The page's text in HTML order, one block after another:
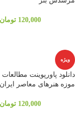
120,000 تومان
ویژه
دانلود پاورپوینت
موزه هنرهای معاصر ایران
120,000 تومان